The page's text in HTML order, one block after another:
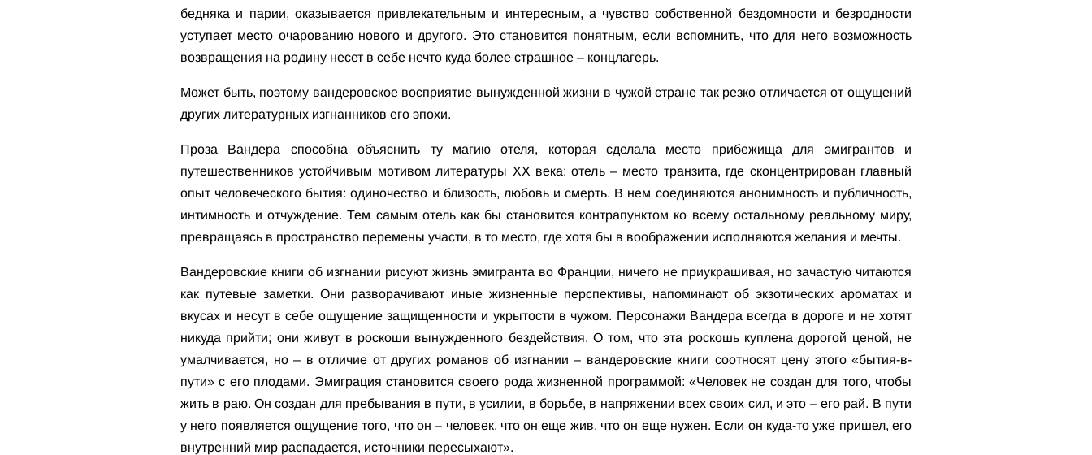
бедняка и парии, оказывается привлекательным и интересным, а чувство собственной бездомности и безродности
уступает место очарованию нового и другого. Это становится понятным, если вспомнить, что для него возможность
возвращения на родину несет в себе нечто куда более страшное – концлагерь.
Может быть, поэтому вандеровское восприятие вынужденной жизни в чужой стране так резко отличается от ощущений
других литературных изгнанников его эпохи.
Проза Вандера способна объяснить ту магию отеля, которая сделала место прибежища для эмигрантов и
путешественников устойчивым мотивом литературы ХХ века: отель – место транзита, где сконцентрирован главный
опыт человеческого бытия: одиночество и близость, любовь и смерть. В нем соединяются анонимность и публичность,
интимность и отчуждение. Тем самым отель как бы становится контрапунктом ко всему остальному реальному миру,
превращаясь в пространство перемены участи, в то место, где хотя бы в воображении исполняются желания и мечты.
Вандеровские книги об изгнании рисуют жизнь эмигранта во Франции, ничего не приукрашивая, но зачастую читаются
как путевые заметки. Они разворачивают иные жизненные перспективы, напоминают об экзотических ароматах и
вкусах и несут в себе ощущение защищенности и укрытости в чужом. Персонажи Вандера всегда в дороге и не хотят
никуда прийти; они живут в роскоши вынужденного бездействия. О том, что эта роскошь куплена дорогой ценой, не
умалчивается, но – в отличие от других романов об изгнании – вандеровские книги соотносят цену этого «бытия-в-
пути» с его плодами. Эмиграция становится своего рода жизненной программой: «Человек не создан для того, чтобы
жить в раю. Он создан для пребывания в пути, в усилии, в борьбе, в напряжении всех своих сил, и это – его рай. В пути
у него появляется ощущение того, что он – человек, что он еще жив, что он еще нужен. Если он куда-то уже пришел, его
внутренний мир распадается, источники пересыхают».